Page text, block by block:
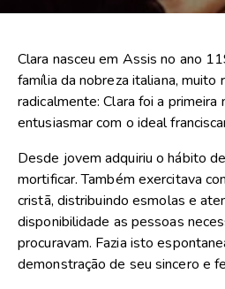
Clara nasceu em Assis no ano
família da nobreza italiana, muito
radicalmente: Clara foi a primeira
entusiasmar com o ideal
Desde jovem adquiriu o hábito
mortificar. Também exercitava
cristã, distribuindo esmolas e
disponibilidade as pessoas
procuravam. Fazia isto
demonstração de seu sincero e